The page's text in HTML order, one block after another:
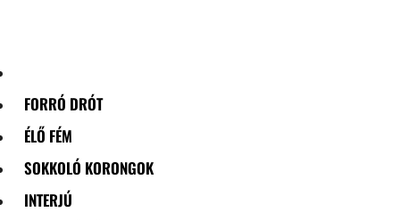
FORRÓ DRÓT
ÉLŐ FÉM
SOKKOLÓ KORONGOK
INTERJÚ